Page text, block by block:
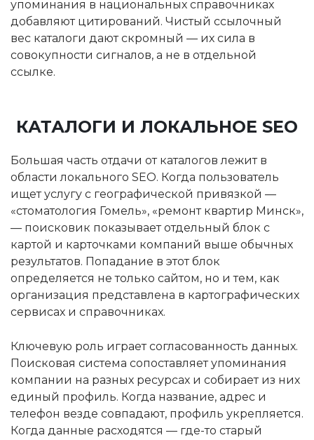
упоминания в национальных справочниках
добавляют цитирований. Чистый ссылочный
вес каталоги дают скромный — их сила в
совокупности сигналов, а не в отдельной
ссылке.
КАТАЛОГИ И ЛОКАЛЬНОЕ SEO
Большая часть отдачи от каталогов лежит в
области локального SEO. Когда пользователь
ищет услугу с географической привязкой —
«стоматология Гомель», «ремонт квартир Минск»,
— поисковик показывает отдельный блок с
картой и карточками компаний выше обычных
результатов. Попадание в этот блок
определяется не только сайтом, но и тем, как
организация представлена в картографических
сервисах и справочниках.
Ключевую роль играет согласованность данных.
Поисковая система сопоставляет упоминания
компании на разных ресурсах и собирает из них
единый профиль. Когда название, адрес и
телефон везде совпадают, профиль укрепляется.
Когда данные расходятся — где-то старый